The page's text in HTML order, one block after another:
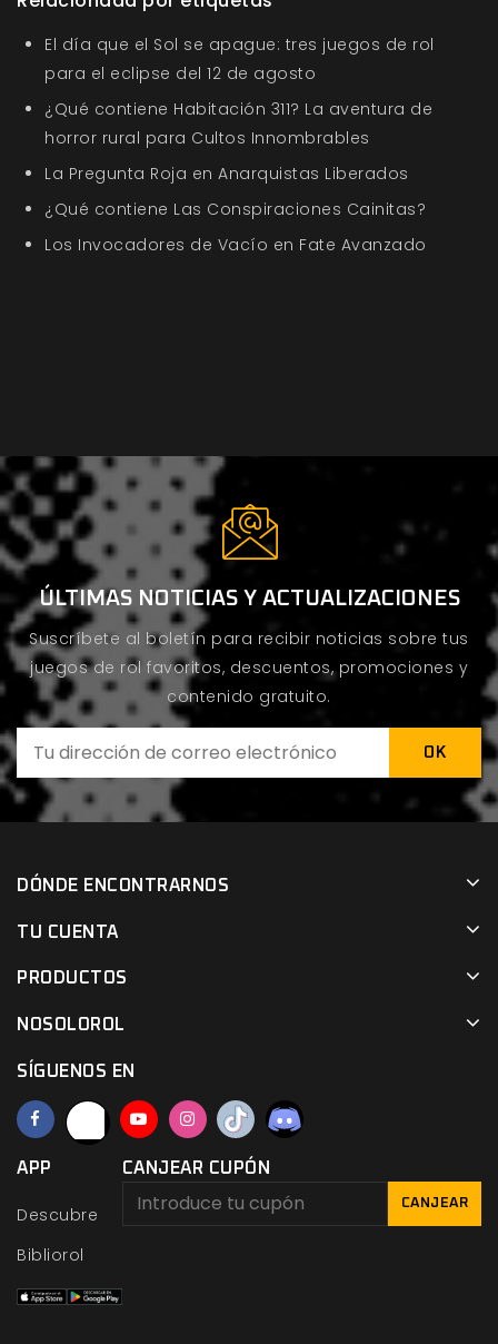
El día que el Sol se apague: tres juegos de rol
para el eclipse del 12 de agosto
¿Qué contiene Habitación 311? La aventura de
horror rural para Cultos Innombrables
La Pregunta Roja en Anarquistas Liberados
¿Qué contiene Las Conspiraciones Cainitas?
Los Invocadores de Vacío en Fate Avanzado
ÚLTIMAS NOTICIAS Y ACTUALIZACIONES
Suscríbete al boletín para recibir noticias sobre tus
juegos de rol favoritos, descuentos, promociones y
contenido gratuito.
DÓNDE ENCONTRARNOS
TU CUENTA
PRODUCTOS
NOSOLOROL
SÍGUENOS EN
APP
Descubre
Bibliorol
CANJEAR CUPÓN
CANJEAR